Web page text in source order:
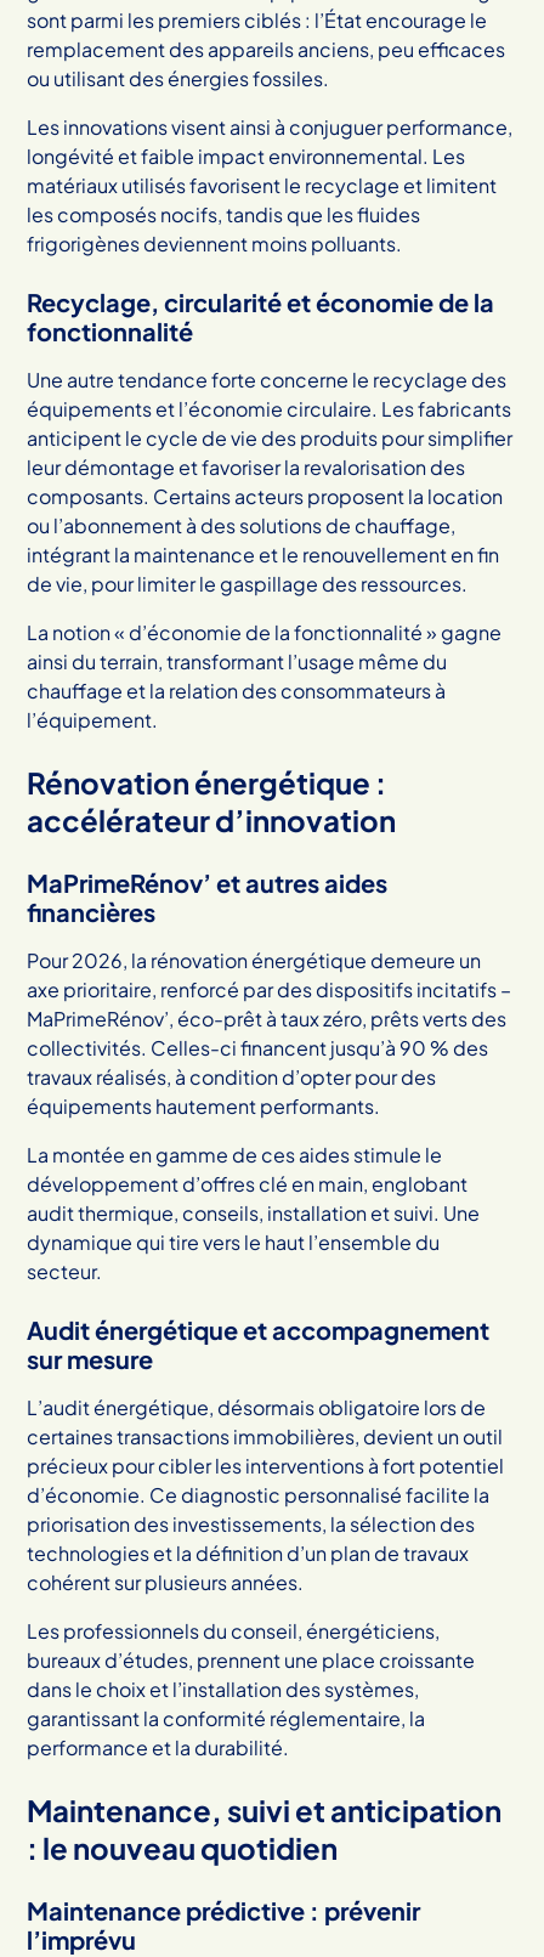
sont parmi les premiers ciblés : l’État encourage le
remplacement des appareils anciens, peu efficaces
ou utilisant des énergies fossiles.
Les innovations visent ainsi à conjuguer performance,
longévité et faible impact environnemental. Les
matériaux utilisés favorisent le recyclage et limitent
les composés nocifs, tandis que les fluides
frigorigènes deviennent moins polluants.
Recyclage, circularité et économie de la
fonctionnalité
Une autre tendance forte concerne le recyclage des
équipements et l’économie circulaire. Les fabricants
anticipent le cycle de vie des produits pour simplifier
leur démontage et favoriser la revalorisation des
composants. Certains acteurs proposent la location
ou l’abonnement à des solutions de chauffage,
intégrant la maintenance et le renouvellement en fin
de vie, pour limiter le gaspillage des ressources.
La notion « d’économie de la fonctionnalité » gagne
ainsi du terrain, transformant l’usage même du
chauffage et la relation des consommateurs à
l’équipement.
Rénovation énergétique :
accélérateur d’innovation
MaPrimeRénov’ et autres aides
financières
Pour 2026, la rénovation énergétique demeure un
axe prioritaire, renforcé par des dispositifs incitatifs –
MaPrimeRénov’, éco-prêt à taux zéro, prêts verts des
collectivités. Celles-ci financent jusqu’à 90 % des
travaux réalisés, à condition d’opter pour des
équipements hautement performants.
La montée en gamme de ces aides stimule le
développement d’offres clé en main, englobant
audit thermique, conseils, installation et suivi. Une
dynamique qui tire vers le haut l’ensemble du
secteur.
Audit énergétique et accompagnement
sur mesure
L’audit énergétique, désormais obligatoire lors de
certaines transactions immobilières, devient un outil
précieux pour cibler les interventions à fort potentiel
d’économie. Ce diagnostic personnalisé facilite la
priorisation des investissements, la sélection des
technologies et la définition d’un plan de travaux
cohérent sur plusieurs années.
Les professionnels du conseil, énergéticiens,
bureaux d’études, prennent une place croissante
dans le choix et l’installation des systèmes,
garantissant la conformité réglementaire, la
performance et la durabilité.
Maintenance, suivi et anticipation
: le nouveau quotidien
Maintenance prédictive : prévenir
l’imprévu